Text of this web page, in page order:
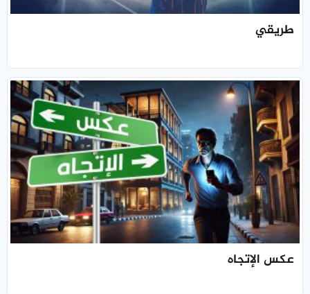
طريقي
عكس الإتجاه